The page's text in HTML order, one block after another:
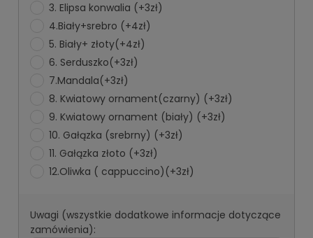
3. Elipsa konwalia (+3zł)
4.Biały+srebro (+4zł)
5. Biały+ złoty(+4zł)
6. Serduszko(+3zł)
7.Mandala(+3zł)
8. Kwiatowy ornament(czarny) (+3zł)
9. Kwiatowy ornament (biały) (+3zł)
10. Gałązka (srebrny) (+3zł)
11. Gałązka złoto (+3zł)
12.Oliwka ( cappuccino)(+3zł)
Uwagi (wszystkie dodatkowe informacje dotyczące
zamówienia):